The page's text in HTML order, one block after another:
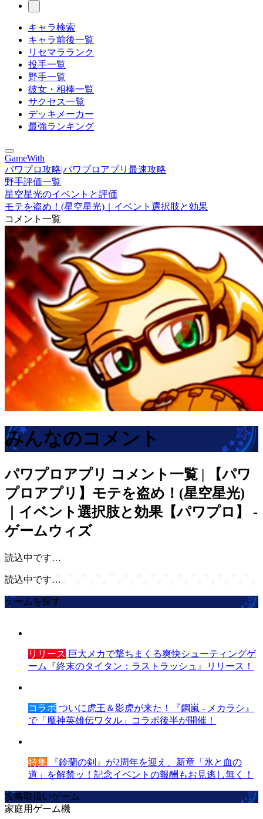
キャラ検索
キャラ前後一覧
リセマラランク
投手一覧
野手一覧
彼女・相棒一覧
サクセス一覧
デッキメーカー
最強ランキング
GameWith
パワプロ攻略|パワプロアプリ最速攻略
野手評価一覧
星空星光のイベントと評価
モテを盗め！(星空星光)｜イベント選択肢と効果
コメント一覧
みんなのコメント
パワプロアプリ コメント一覧 | 【パワ
プロアプリ】モテを盗め！(星空星光)
｜イベント選択肢と効果【パワプロ】 -
ゲームウィズ
読込中です…
読込中です…
ゲームを探す
リリース 巨大メカで撃ちまくる爽快シューティングゲ
ーム『終末のタイタン：ラストラッシュ』リリース！
コラボ ついに虎王＆影虎が来た！『鋼嵐 - メカラシ』
で「魔神英雄伝ワタル」コラボ後半が開催！
特集 『鈴蘭の剣』が2周年を迎え、新章「氷と血の
道」を解禁ッ！記念イベントの報酬もお見逃し無く！
攻略取扱いゲーム
家庭用ゲーム機